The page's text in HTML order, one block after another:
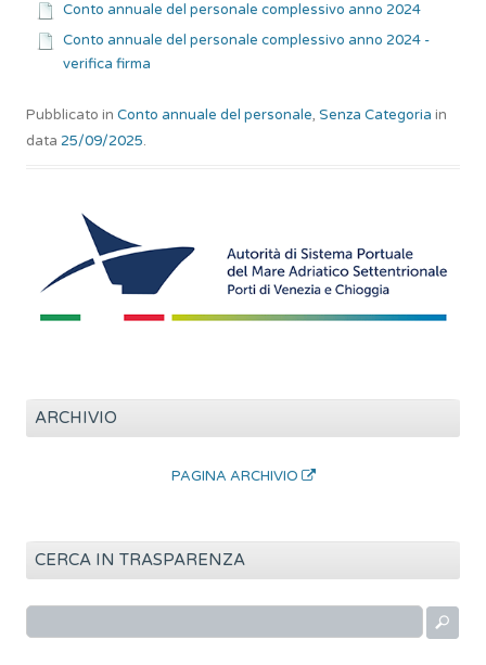
Conto annuale del personale complessivo anno 2024
Conto annuale del personale complessivo anno 2024 -
verifica firma
Pubblicato in Conto annuale del personale, Senza Categoria in
data 25/09/2025.
ARCHIVIO
PAGINA ARCHIVIO
CERCA IN TRASPARENZA